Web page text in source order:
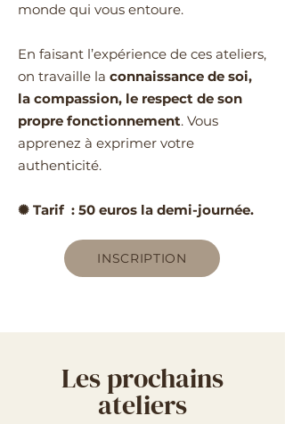
monde qui vous entoure.
En faisant l’expérience de ces ateliers,
on travaille la connaissance de soi,
la compassion, le respect de son
propre fonctionnement. Vous
apprenez à exprimer votre
authenticité.
✺ Tarif : 50 euros la demi-journée.
INSCRIPTION
Les prochains
ateliers